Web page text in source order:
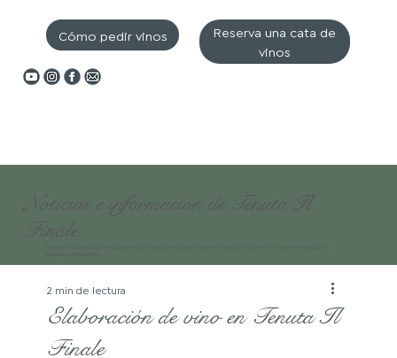
Cómo pedir vinos
Reserva una cata de
vinos
Noticias e información de Tenuta Il
Finale
Elaboración de vino en Tenuta Il
Finale
2 min de lectura